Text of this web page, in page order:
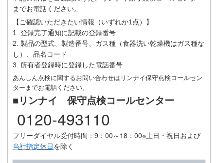
までお電話ください。
【ご確認いただきたい情報（いずれか1点）】
1. 登録完了通知に記載の登録番号
2. 製品の型式、製造番号、ガス種（食器洗い乾燥機はガス種な
し）、品名コード
3. 所有者登録時に登録した電話番号
あんしん点検に関するお問い合わせはリンナイ保守点検コールセン
ターまでお電話ください。
■リンナイ 保守点検コールセンター
0120-493110
フリーダイヤル受付時間：9：00～18：00※土日・祝日および
当社指定休日を除く